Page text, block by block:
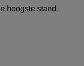
hoogste stand.